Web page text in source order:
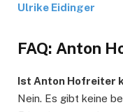
Ulrike Eidinger
FAQ: Anton
Ist Anton Hofreiter
Nein. Es gibt keine